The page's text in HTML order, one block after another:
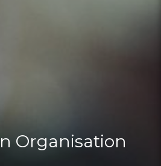
Organisation